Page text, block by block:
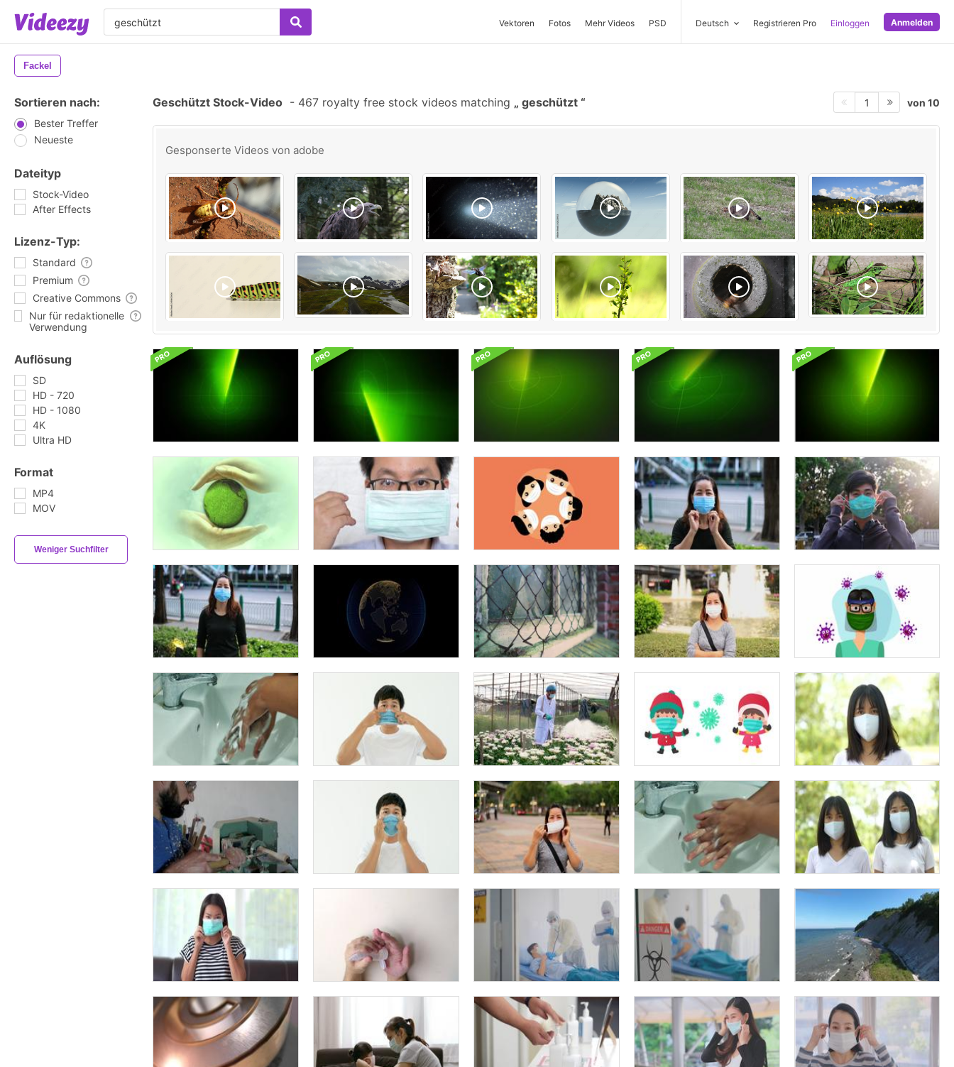
Vektoren Fotos Mehr Videos PSD Deutsch Registrieren Pro Einloggen Anmelden
Fackel
Sortieren nach:
Bester Treffer
Neueste
Dateityp
Stock-Video
After Effects
Lizenz-Typ:
Standard
Premium
Creative Commons
Nur für redaktionelle
Verwendung
Auflösung
SD
HD - 720
HD - 1080
4K
Ultra HD
Format
MP4
MOV
Weniger Suchfilter
Geschützt Stock-Video - 467 royalty free stock videos matching geschützt 1 von 10
Gesponserte Videos von adobe